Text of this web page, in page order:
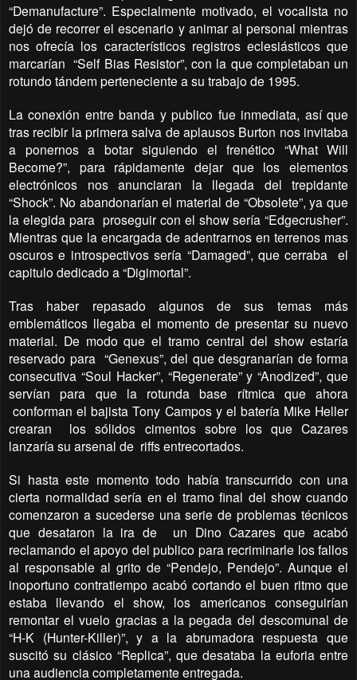
“Demanufacture”. Especialmente motivado, el vocalista no
dejó de recorrer el escenario y animar al personal mientras
nos ofrecía los característicos registros eclesiásticos que
marcarían “Self Bias Resistor”, con la que completaban un
rotundo tándem perteneciente a su trabajo de 1995.
La conexión entre banda y publico fue inmediata, así que
tras recibir la primera salva de aplausos Burton nos invitaba
a ponernos a botar siguiendo el frenético “What Will
Become?”, para rápidamente dejar que los elementos
electrónicos nos anunciaran la llegada del trepidante
“Shock”. No abandonarían el material de “Obsolete”, ya que
la elegida para proseguir con el show sería “Edgecrusher”.
Mientras que la encargada de adentrarnos en terrenos mas
oscuros e introspectivos sería “Damaged”, que cerraba el
capitulo dedicado a “Digimortal”.
Tras haber repasado algunos de sus temas más
emblemáticos llegaba el momento de presentar su nuevo
material. De modo que el tramo central del show estaría
reservado para “Genexus”, del que desgranarían de forma
consecutiva “Soul Hacker”, “Regenerate” y “Anodized”, que
servían para que la rotunda base rítmica que ahora
conforman el bajista Tony Campos y el batería Mike Heller
crearan
los sólidos cimentos sobre los que Cazares
lanzaría su arsenal de riffs entrecortados.
Si hasta este momento todo había transcurrido con una
cierta normalidad sería en el tramo final del show cuando
comenzaron a sucederse una serie de problemas técnicos
que desataron la ira de
un Dino Cazares que acabó
reclamando el apoyo del publico para recriminarle los fallos
al responsable al grito de “Pendejo, Pendejo”. Aunque el
inoportuno contratiempo acabó cortando el buen ritmo que
estaba llevando el show, los americanos conseguirían
remontar el vuelo gracias a la pegada del descomunal de
“H-K (Hunter-Killer)”, y a la abrumadora respuesta que
suscitó su clásico “Replica”, que desataba la euforia entre
una audiencia completamente entregada.